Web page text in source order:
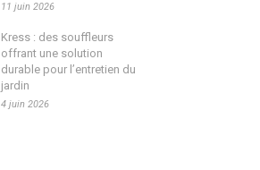
11 juin 2026
Kress : des souffleurs
offrant une solution
durable pour l’entretien du
jardin
4 juin 2026